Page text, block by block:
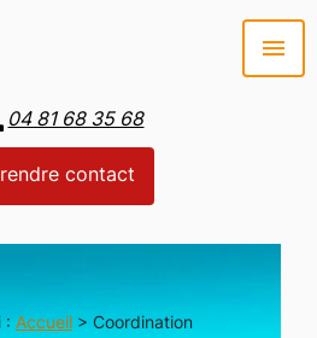
menu
04 81 68 35 68
contact
: Accueil > Coordination